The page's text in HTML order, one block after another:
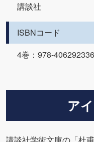
講談社
ISBNコード
4巻：978-
ア